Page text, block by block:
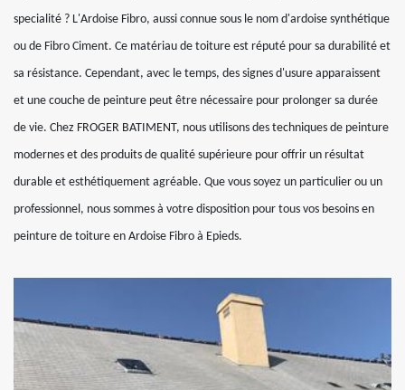
specialité ? L'Ardoise Fibro, aussi connue sous le nom d'ardoise synthétique
ou de Fibro Ciment. Ce matériau de toiture est réputé pour sa durabilité et
sa résistance. Cependant, avec le temps, des signes d'usure apparaissent
et une couche de peinture peut être nécessaire pour prolonger sa durée
de vie. Chez FROGER BATIMENT, nous utilisons des techniques de peinture
modernes et des produits de qualité supérieure pour offrir un résultat
durable et esthétiquement agréable. Que vous soyez un particulier ou un
professionnel, nous sommes à votre disposition pour tous vos besoins en
peinture de toiture en Ardoise Fibro à Epieds.